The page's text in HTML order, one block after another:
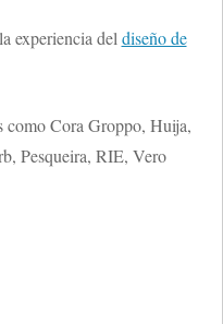
experiencia del diseño de
como Cora Groppo, Huija,
Pesqueira, RIE, Vero